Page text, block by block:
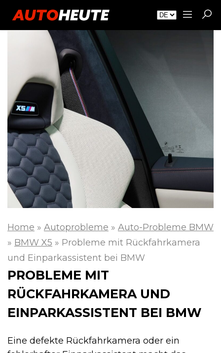
Home » Autoprobleme » Auto-Probleme BMW
» BMW X5 » Probleme mit Rückfahrkamera
und Einparkassistent bei BMW
PROBLEME MIT
RÜCKFAHRKAMERA UND
EINPARKASSISTENT BEI BMW
Eine defekte Rückfahrkamera oder ein